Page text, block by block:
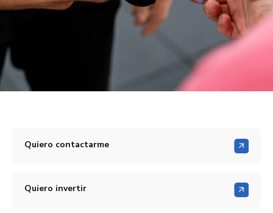
Quiero contactarme
Quiero invertir